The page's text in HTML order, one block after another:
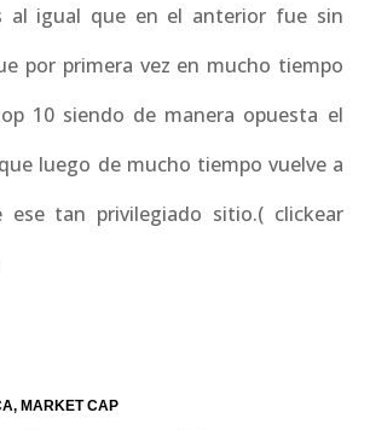
al igual que en el anterior fue sin
por primera vez en mucho tiempo
10 siendo de manera opuesta el
luego de mucho tiempo vuelve a
tan privilegiado sitio.( clickear
MARKET CAP